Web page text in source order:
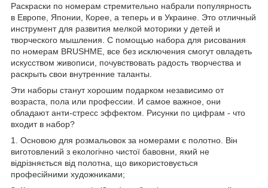
Раскраски по номерам стремительно набрали популярность
в Европе, Японии, Корее, а теперь и в Украине. Это отличный
инструмент для развития мелкой моторики у детей и
творческого мышления. С помощью набора для рисования
по номерам BRUSHME, все без исключения смогут овладеть
искусством живописи, почувствовать радость творчества и
раскрыть свои внутренние таланты.
Эти наборы станут хорошим подарком независимо от
возраста, пола или профессии. И самое важное, они
обладают анти-стресс эффектом. Рисунки по цифрам - что
входит в набор?
1. Основою для розмальовок за номерами є полотно. Він
виготовлений з екологічно чистої бавовни, який не
відрізняється від полотна, що використовується
професійними художниками;